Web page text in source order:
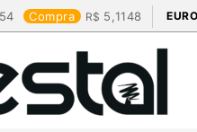
Compra 5,1148